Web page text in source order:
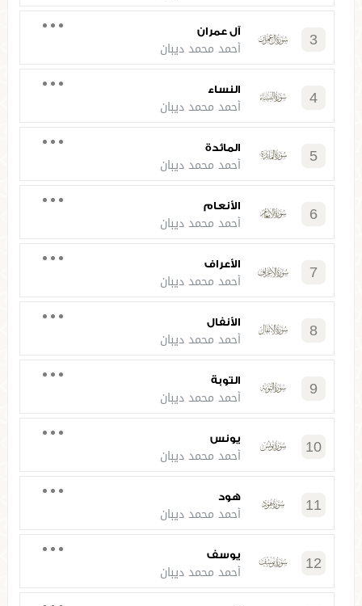
3 آل عمران
أحمد محمد ديبان
4 النساء
أحمد محمد ديبان
5 المائدة
أحمد محمد ديبان
6 الأنعام
أحمد محمد ديبان
7 الأعراف
أحمد محمد ديبان
8 الأنفال
أحمد محمد ديبان
9 التوبة
أحمد محمد ديبان
10 يونس
أحمد محمد ديبان
11 هود
أحمد محمد ديبان
12 يوسف
أحمد محمد ديبان